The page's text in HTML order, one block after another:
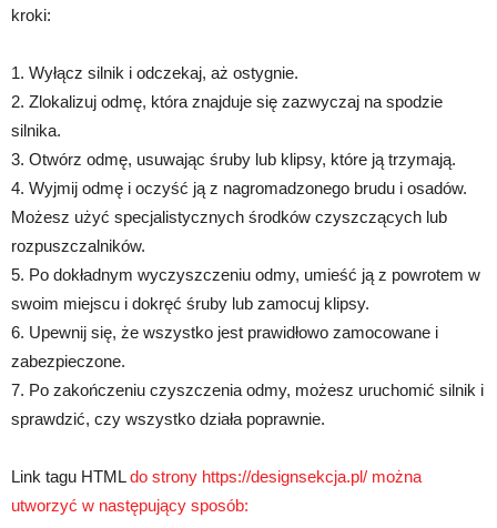
kroki:
1. Wyłącz silnik i odczekaj, aż ostygnie.
2. Zlokalizuj odmę, która znajduje się zazwyczaj na spodzie
silnika.
3. Otwórz odmę, usuwając śruby lub klipsy, które ją trzymają.
4. Wyjmij odmę i oczyść ją z nagromadzonego brudu i osadów.
Możesz użyć specjalistycznych środków czyszczących lub
rozpuszczalników.
5. Po dokładnym wyczyszczeniu odmy, umieść ją z powrotem w
swoim miejscu i dokręć śruby lub zamocuj klipsy.
6. Upewnij się, że wszystko jest prawidłowo zamocowane i
zabezpieczone.
7. Po zakończeniu czyszczenia odmy, możesz uruchomić silnik i
sprawdzić, czy wszystko działa poprawnie.
Link tagu HTMLdo strony https://designsekcja.pl/ można
utworzyć w następujący sposób: